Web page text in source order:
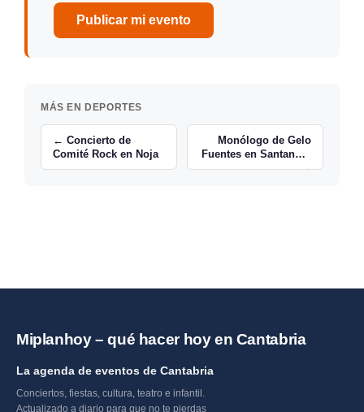
Publicar mi evento
MÁS EN DEPORTES
← Concierto de
Comité Rock en Noja
Monólogo de Gelo
Fuentes en Santander
→
Miplanhoy – qué hacer hoy en Cantabria
La agenda de eventos de Cantabria
Conciertos, fiestas, cultura, teatro e infantil.
Actualizado a diario para que no te pierdas